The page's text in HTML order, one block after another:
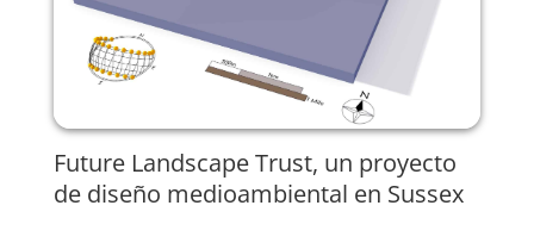
Future Landscape Trust, un proyecto
de diseño medioambiental en Sussex